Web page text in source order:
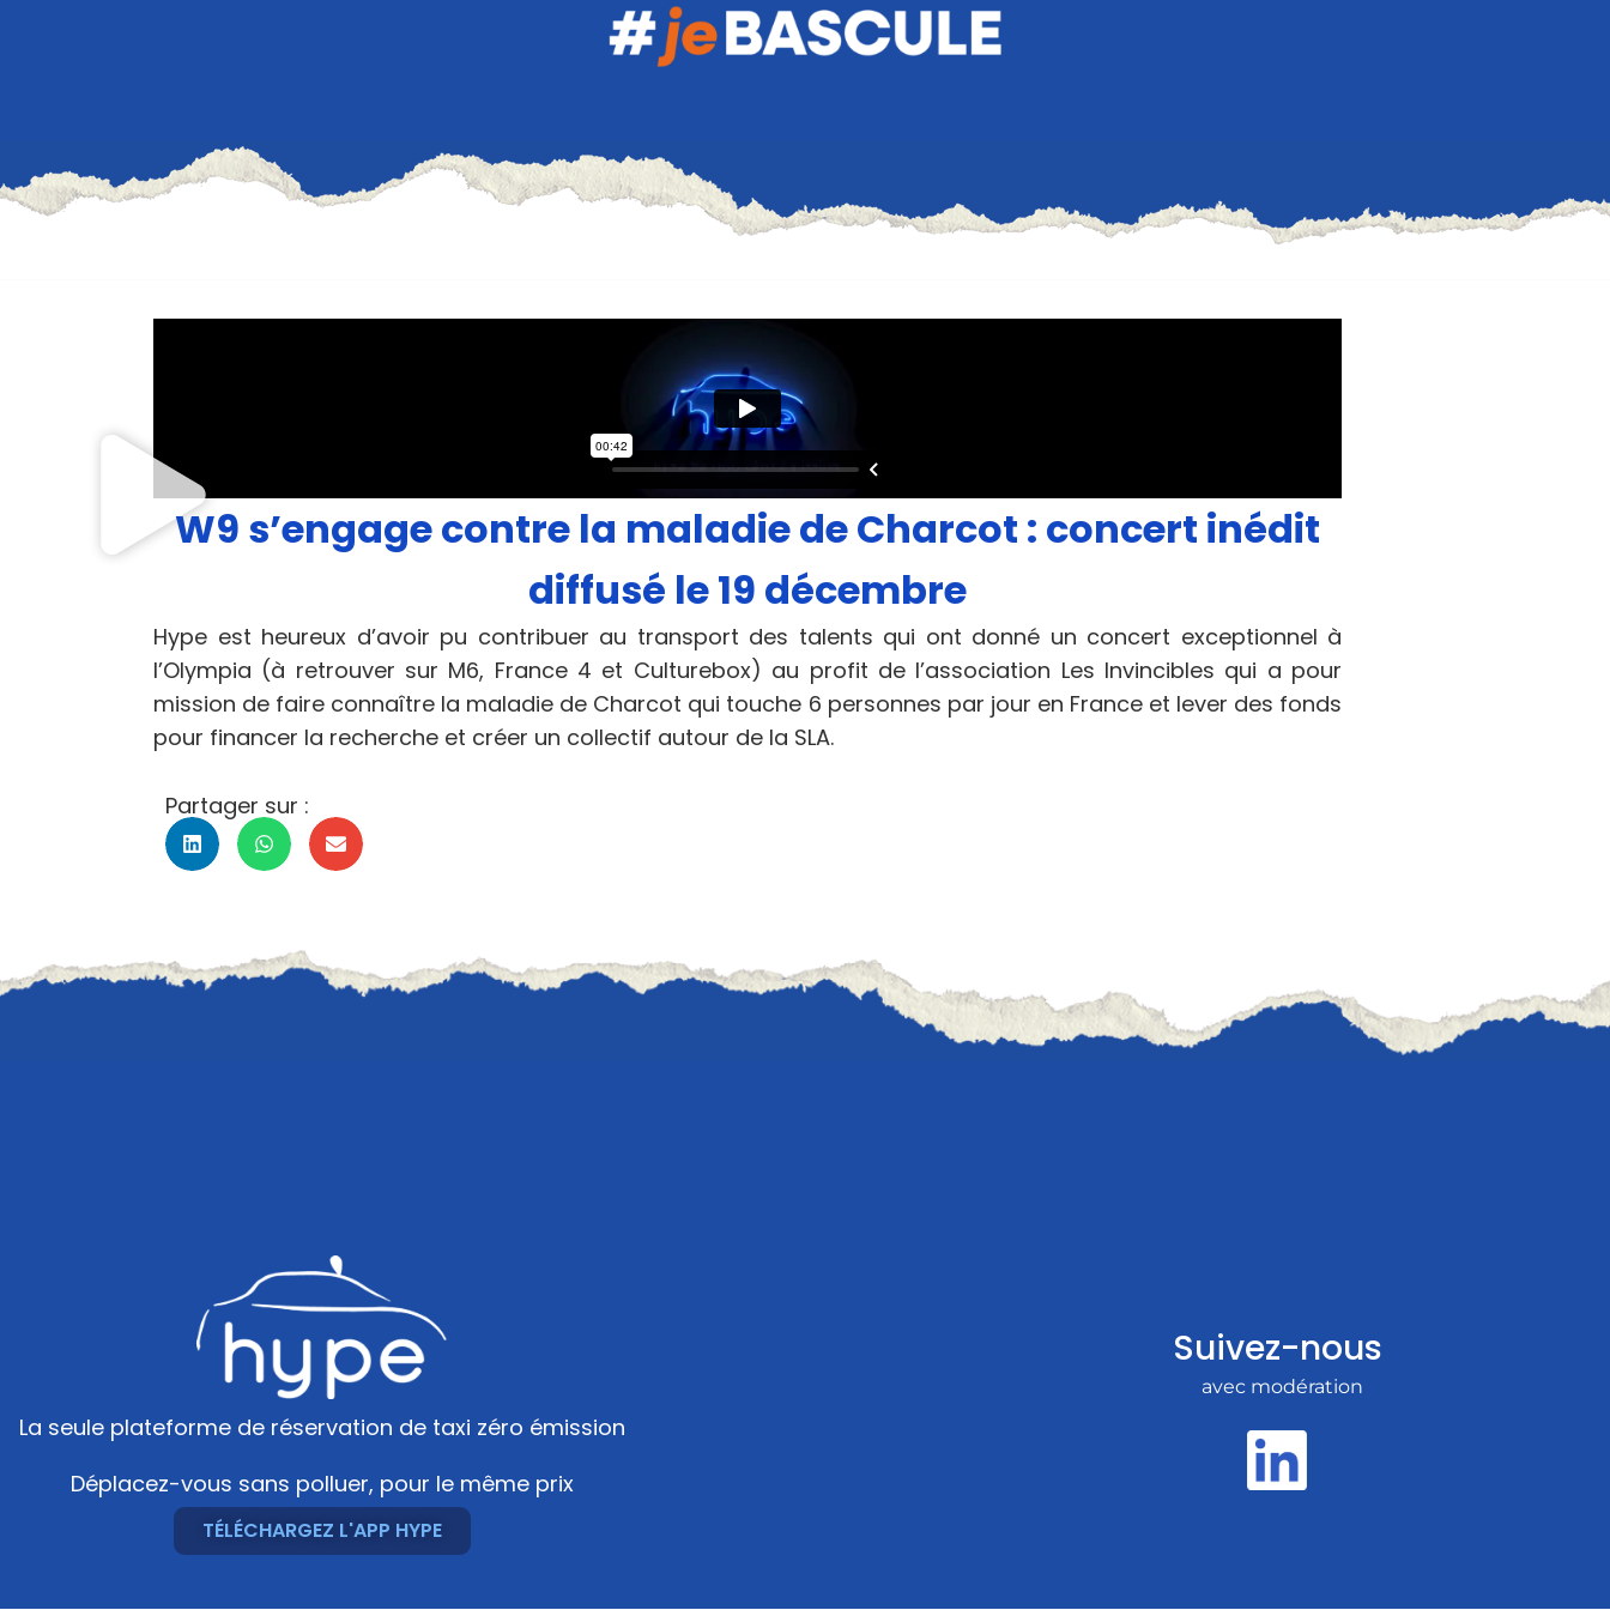
W9 s’engage contre la maladie de Charcot : concert inédit
diffusé le 19 décembre
Hype est heureux d’avoir pu contribuer au transport des talents qui ont donné un concert exceptionnel à
l’Olympia (à retrouver sur M6, France 4 et Culturebox) au profit de l’association Les Invincibles qui a pour
mission de faire connaître la maladie de Charcot qui touche 6 personnes par jour en France et lever des fonds
pour financer la recherche et créer un collectif autour de la SLA.
Partager sur :
La seule plateforme de réservation de taxi zéro émission
Déplacez-vous sans polluer, pour le même prix
TÉLÉCHARGEZ L'APP HYPE
Suivez-nous
avec modération